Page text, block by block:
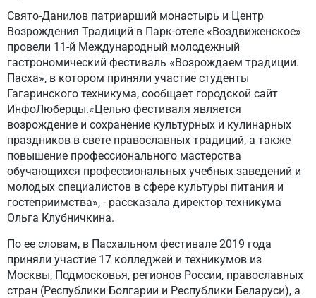
Свято-Данилов патриарший монастырь и Центр
Возрождения Традиций в Парк-отеле «Воздвиженское»
провели 11-й Международный молодежный
гастрономический фестиваль «Возрождаем традиции.
Пасха», в котором приняли участие студенты
Гагаринского техникума, сообщает городской сайт
ИнфоЛюберцы.«Целью фестиваля является
возрождение и сохранение культурных и кулинарных
праздников в свете православных традиций, а также
повышение профессионального мастерства
обучающихся профессиональных учебных заведений и
молодых специалистов в сфере культуры питания и
гостеприимства», - рассказала директор техникума
Ольга Клубничкина.
По ее словам, в Пасхальном фестивале 2019 года
приняли участие 17 колледжей и техникумов из
Москвы, Подмосковья, регионов России, православных
стран (Республики Болгарии и Республики Беларуси), а